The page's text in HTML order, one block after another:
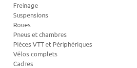
Freinage
Suspensions
Roues
Pneus et chambres
Pièces VTT et Périphériques
Vélos complets
Cadres